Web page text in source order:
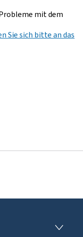
mit dem
Sie sich bitte an das
R